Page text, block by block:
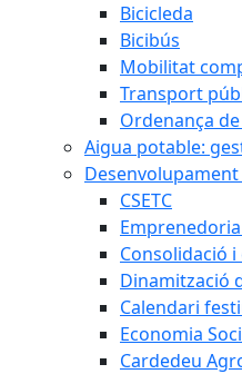
Bicicleda
Bicibús
Mobilitat
Transport
Ordenança
Aigua potable:
Desenvolupament
CSETC
Consolidació
Dinamització
Calendari
Economia
Cardedeu